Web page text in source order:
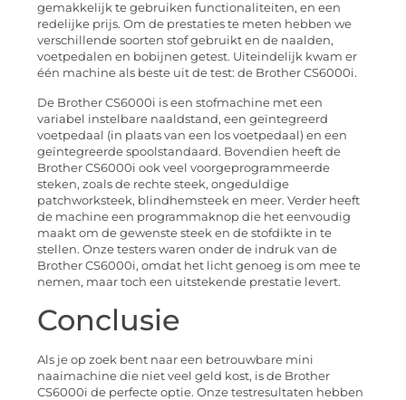
gemakkelijk te gebruiken functionaliteiten, en een
redelijke prijs. Om de prestaties te meten hebben we
verschillende soorten stof gebruikt en de naalden,
voetpedalen en bobijnen getest. Uiteindelijk kwam er
één machine als beste uit de test: de Brother CS6000i.
De Brother CS6000i is een stofmachine met een
variabel instelbare naaldstand, een geïntegreerd
voetpedaal (in plaats van een los voetpedaal) en een
geïntegreerde spoolstandaard. Bovendien heeft de
Brother CS6000i ook veel voorgeprogrammeerde
steken, zoals de rechte steek, ongeduldige
patchworksteek, blindhemsteek en meer. Verder heeft
de machine een programmaknop die het eenvoudig
maakt om de gewenste steek en de stofdikte in te
stellen. Onze testers waren onder de indruk van de
Brother CS6000i, omdat het licht genoeg is om mee te
nemen, maar toch een uitstekende prestatie levert.
Conclusie
Als je op zoek bent naar een betrouwbare mini
naaimachine die niet veel geld kost, is de Brother
CS6000i de perfecte optie. Onze testresultaten hebben